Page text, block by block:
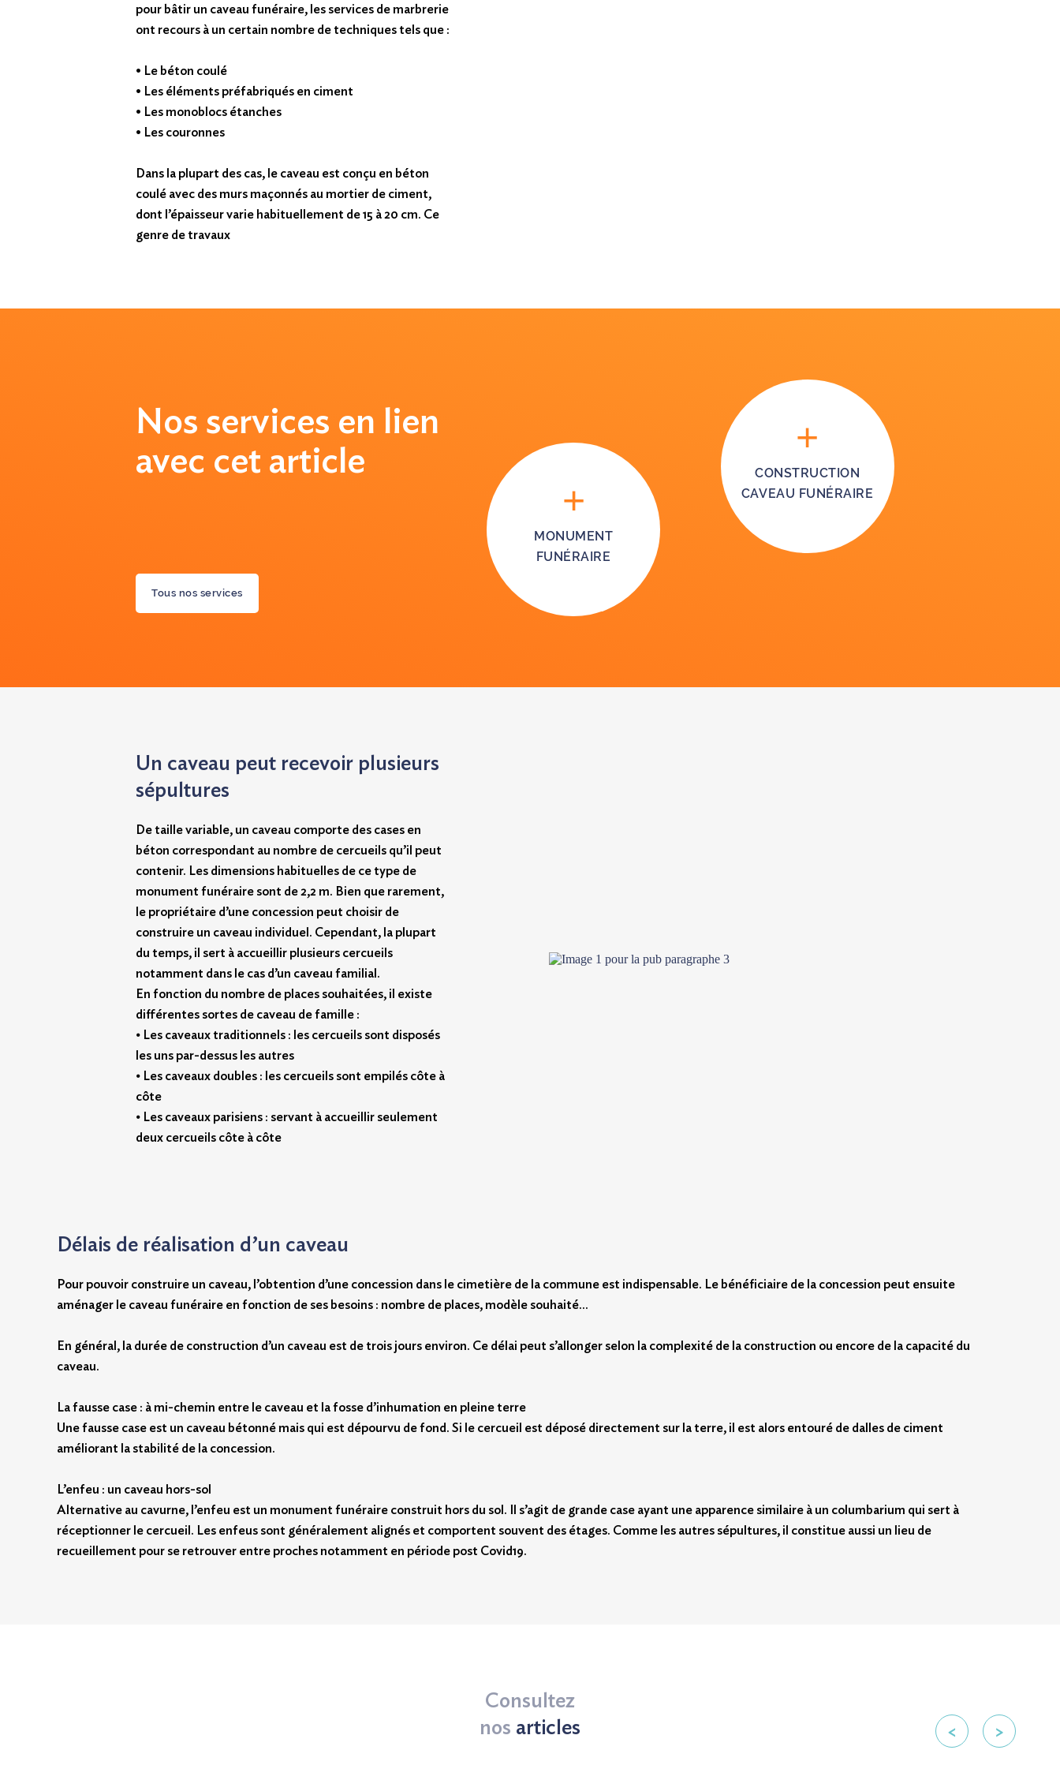
pour bâtir un caveau funéraire, les services de marbrerie
ont recours à un certain nombre de techniques tels que :
• Le béton coulé
• Les éléments préfabriqués en ciment
• Les monoblocs étanches
• Les couronnes
Dans la plupart des cas, le caveau est conçu en béton
coulé avec des murs maçonnés au mortier de ciment,
dont l’épaisseur varie habituellement de 15 à 20 cm. Ce
genre de travaux
Nos services en lien
avec cet article
MONUMENT
FUNÉRAIRE
CONSTRUCTION
CAVEAU FUNÉRAIRE
Tous nos services
Un caveau peut recevoir plusieurs
sépultures
De taille variable, un caveau comporte des cases en
béton correspondant au nombre de cercueils qu’il peut
contenir. Les dimensions habituelles de ce type de
monument funéraire sont de 2,2 m. Bien que rarement,
le propriétaire d’une concession peut choisir de
construire un caveau individuel. Cependant, la plupart
du temps, il sert à accueillir plusieurs cercueils
notamment dans le cas d’un caveau familial.
En fonction du nombre de places souhaitées, il existe
différentes sortes de caveau de famille :
⦁ Les caveaux traditionnels : les cercueils sont disposés
les uns par-dessus les autres
⦁ Les caveaux doubles : les cercueils sont empilés côte à
côte
⦁ Les caveaux parisiens : servant à accueillir seulement
deux cercueils côte à côte
Délais de réalisation d’un caveau
Pour pouvoir construire un caveau, l’obtention d’une concession dans le cimetière de la commune est indispensable. Le bénéficiaire de la concession peut ensuite
aménager le caveau funéraire en fonction de ses besoins : nombre de places, modèle souhaité…
En général, la durée de construction d’un caveau est de trois jours environ. Ce délai peut s’allonger selon la complexité de la construction ou encore de la capacité du
caveau.
La fausse case : à mi-chemin entre le caveau et la fosse d’inhumation en pleine terre
Une fausse case est un caveau bétonné mais qui est dépourvu de fond. Si le cercueil est déposé directement sur la terre, il est alors entouré de dalles de ciment
améliorant la stabilité de la concession.
L’enfeu : un caveau hors-sol
Alternative au cavurne, l’enfeu est un monument funéraire construit hors du sol. Il s’agit de grande case ayant une apparence similaire à un columbarium qui sert à
réceptionner le cercueil. Les enfeus sont généralement alignés et comportent souvent des étages. Comme les autres sépultures, il constitue aussi un lieu de
recueillement pour se retrouver entre proches notamment en période post Covid19.
Consultez
nos articles